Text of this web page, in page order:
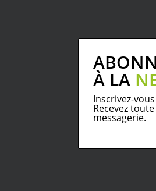
À LA
Inscrivez-
Recevez
messagerie.